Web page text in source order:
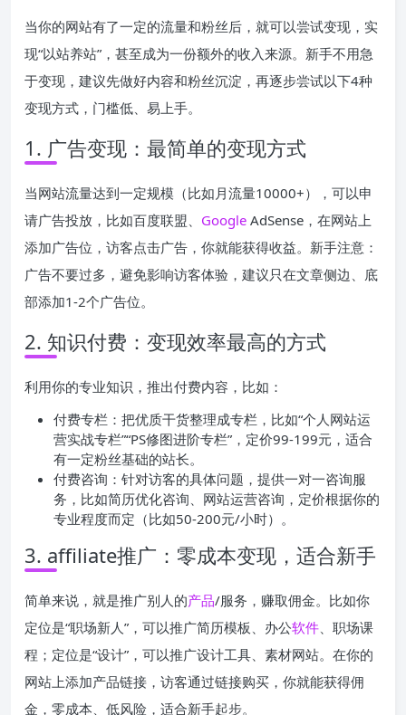
当你的网站有了一定的流量和粉丝后，就可以尝试变现，实
现“以站养站”，甚至成为一份额外的收入来源。新手不用急
于变现，建议先做好内容和粉丝沉淀，再逐步尝试以下4种
变现方式，门槛低、易上手。
1. 广告变现：最简单的变现方式
当网站流量达到一定规模（比如月流量10000+），可以申
请广告投放，比如百度联盟、 Google AdSense，在网站上
添加广告位，访客点击广告，你就能获得收益。新手注意：
广告不要过多，避免影响访客体验，建议只在文章侧边、底
部添加1-2个广告位。
2. 知识付费：变现效率最高的方式
利用你的专业知识，推出付费内容，比如：
付费专栏：把优质干货整理成专栏，比如“个人网站运
营实战专栏”“PS修图进阶专栏”，定价99-199元，适合
有一定粉丝基础的站长。
付费咨询：针对访客的具体问题，提供一对一咨询服
务，比如简历优化咨询、网站运营咨询，定价根据你的
专业程度而定（比如50-200元/小时）。
3. affiliate推广：零成本变现，适合新手
简单来说，就是推广别人的产品/服务，赚取佣金。比如你
定位是“职场新人”，可以推广简历模板、办公软件、职场课
程；定位是“设计”，可以推广设计工具、素材网站。在你的
网站上添加产品链接，访客通过链接购买，你就能获得佣
金，零成本、低风险，适合新手起步。